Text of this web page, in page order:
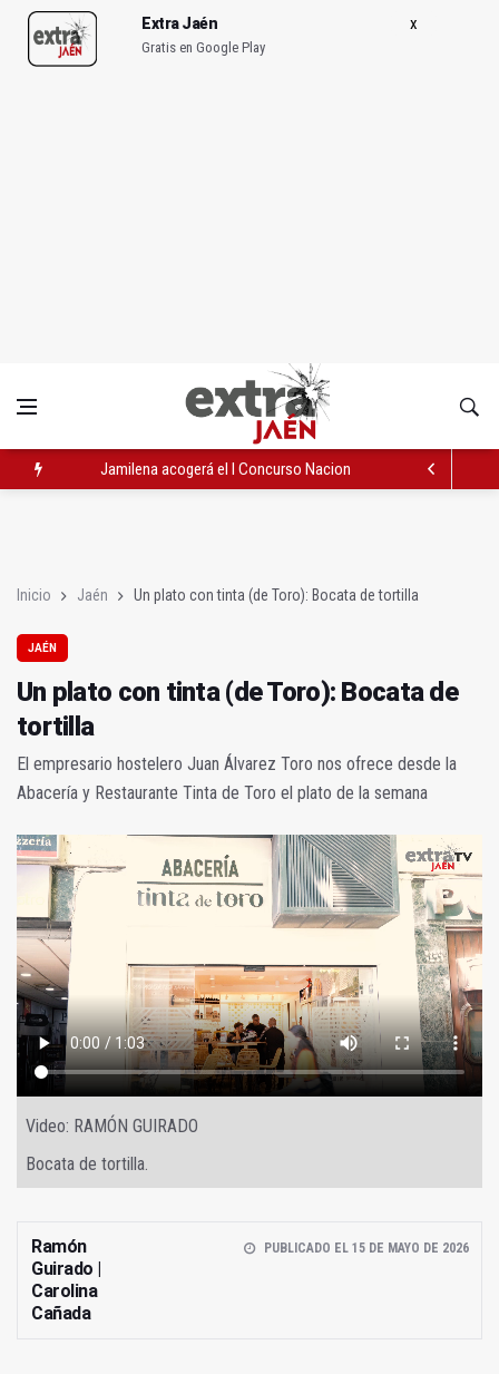
Extra Jaén
Gratis en Google Play
Jamilena acogerá el I Concurso Nacional de Trompa y Piano
Inicio Jaén Un plato con tinta (de Toro): Bocata de tortilla
JAÉN
Un plato con tinta (de Toro): Bocata de
tortilla
El empresario hostelero Juan Álvarez Toro nos ofrece desde la
Abacería y Restaurante Tinta de Toro el plato de la semana
Video: RAMÓN GUIRADO
Bocata de tortilla.
Ramón
Guirado |
Carolina
Cañada
PUBLICADO EL 15 DE MAYO DE 2026